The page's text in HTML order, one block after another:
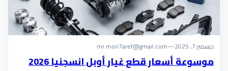
ديسمبر 7, 2025 —
mr.mon7aref@gmail.com
موسوعة أسعار قطع غيار أوبل انسجنيا 2026